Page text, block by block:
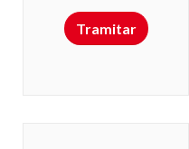
Tramitar